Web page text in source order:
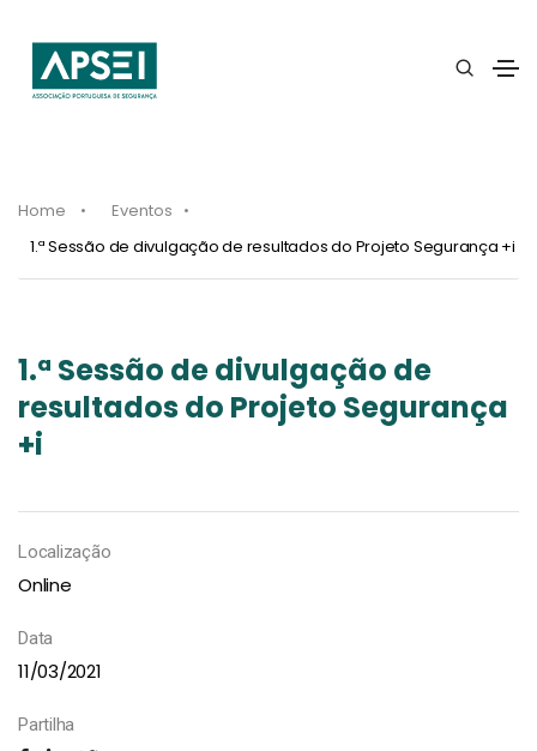
Home
Eventos
1.ª Sessão de divulgação de resultados do Projeto Segurança +i
1.ª Sessão de divulgação de
resultados do Projeto Segurança
+i
Localização
Online
Data
11/03/2021
Partilha